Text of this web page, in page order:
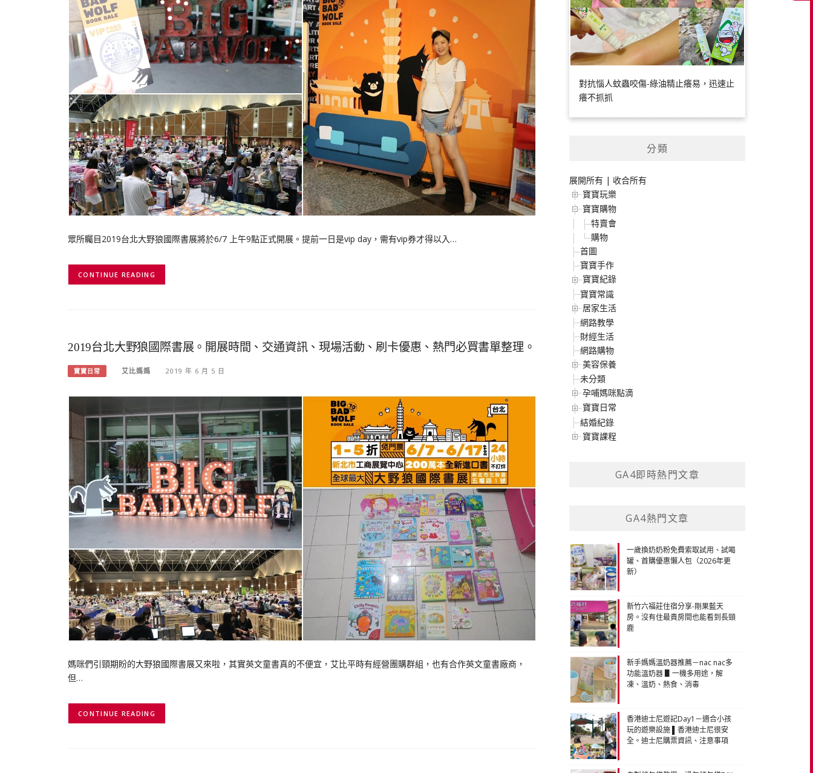
眾所矚目2019台北大野狼國際書展將於6/7 上午9點正式開展。提前一日是vip day，需有vip券才得以入…
CONTINUE READING
2019台北大野狼國際書展。開展時間、交通資訊、現場活動、刷卡優惠、熱門必買書單整理。
寶寶日常 艾比媽媽 2019 年 6 月 5 日
媽咪們引頸期盼的大野狼國際書展又來啦，其實英文童書真的不便宜，艾比平時有經營團購群組，也有合作英文童書廠商，
但…
CONTINUE READING
對抗惱人蚊蟲咬傷-綠油精止癢易，迅速止
癢不抓抓
分類
展開所有 | 收合所有
寶寶玩樂
寶寶購物
特賣會
購物
首圖
寶寶手作
寶寶紀錄
寶寶常識
居家生活
網路教學
財經生活
網路購物
美容保養
未分類
孕哺媽咪點滴
寶寶日常
結婚紀錄
寶寶課程
GA4即時熱門文章
GA4熱門文章
一歲換奶奶粉免費索取試用、試喝
罐、首購優惠懶人包（2026年更
新）
新竹六福莊住宿分享-剛果藍天
房。沒有住最貴房間也能看到長頸
鹿
新手媽媽溫奶器推薦－nac nac多
功能溫奶器 ▋一機多用途，解
凍、溫奶、熱食、消毒
香港迪士尼遊記Day1－適合小孩
玩的遊樂設施 ▌香港迪士尼很安
全。迪士尼購票資訊、注意事項